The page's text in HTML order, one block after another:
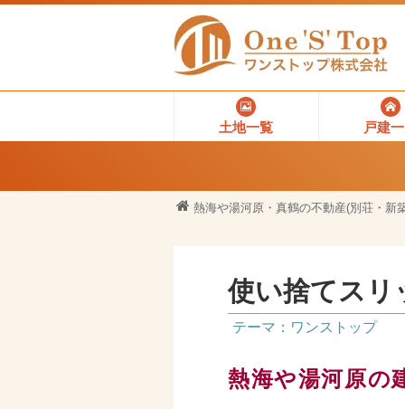
土地一覧 戸建
熱海や湯河原・真鶴の不動産(別荘・新
使い捨てスリ
テーマ：ワンストップ
熱海や湯河原の